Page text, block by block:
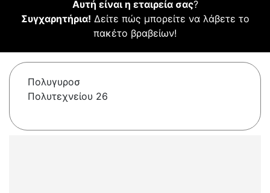
Αυτή είναι η εταιρεία σας?
Συγχαρητήρια! Δείτε πώς μπορείτε να λάβετε το
πακέτο βραβείων!
Πολυγυροσ
Πολυτεχνείου 26